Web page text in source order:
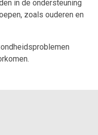
in de ondersteuning
zoals ouderen en